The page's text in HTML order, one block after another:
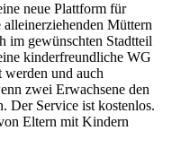
neue Plattform für
Müttern
im gewünschten Stadtteil
kinderfreundliche WG
werden und auch
zwei Erwachsene den
Der Service ist kostenlos.
Eltern mit Kindern